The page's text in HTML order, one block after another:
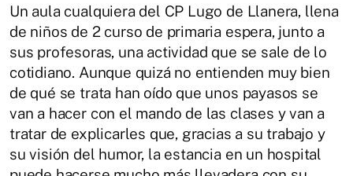
Un aula cualquiera del CP Lugo de Llanera, llena
de niños de 2 curso de primaria espera, junto a
sus profesoras, una actividad que se sale de lo
cotidiano. Aunque quizá no entienden muy bien
de qué se trata han oído que unos payasos se
van a hacer con el mando de las clases y van a
tratar de explicarles que, gracias a su trabajo y
su visión del humor, la estancia en un hospital